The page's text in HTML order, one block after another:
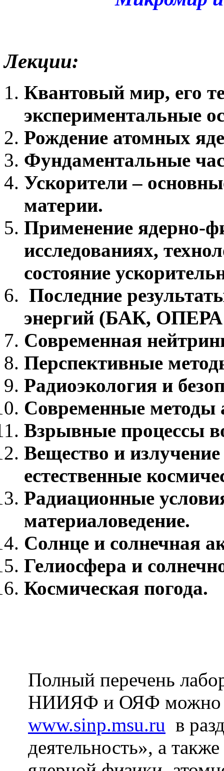
Лекции:
Квантовый мир, его
экспериментальные
Рождение атомных
Фундаментальные
Ускорители –
материи.
Применение ядерно-
исследованиях,
состояние
Последние
энергий (БАК, ОПЕРА
Современная
Перспективные
Радиоэкология и
Современные методы
Взрывные процессы
Вещество и
естественные
Радиационные
материаловедение.
Солнце и солнечная
Гелиосфера и
Космическая погода.
Полный перечень
НИИЯФ и ОЯФ можно
www.sinp.msu.ru в
деятельность», а